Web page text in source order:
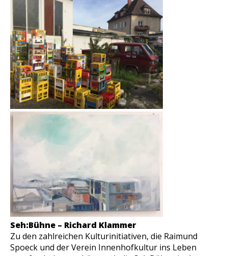
Seh:Bühne – Richard Klammer
Zu den zahlreichen Kulturinitiativen, die Raimund
Spoeck und der Verein Innenhofkultur ins Leben